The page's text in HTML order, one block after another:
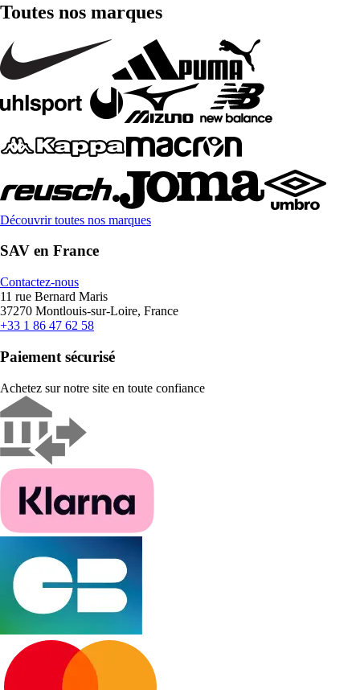
Toutes nos marques
Découvrir toutes nos marques
SAV en France
Contactez-nous
11 rue Bernard Maris
37270 Montlouis-sur-Loire, France
+33 1 86 47 62 58
Paiement sécurisé
Achetez sur notre site en toute confiance